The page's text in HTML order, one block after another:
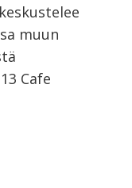
muun
Cafe